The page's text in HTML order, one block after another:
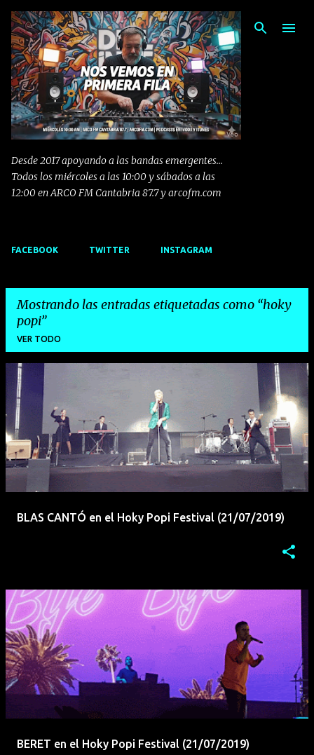
Ir al contenido principal
Desde 2017 apoyando a las bandas emergentes...
Todos los miércoles a las 10:00 y sábados a las
12:00 en ARCO FM Cantabria 87.7 y arcofm.com
FACEBOOK TWITTER INSTAGRAM
Mostrando las entradas etiquetadas como hoky
popi
VER TODO
n
t
r
a
d
BLAS CANTÓ en el Hoky Popi Festival (21/07/2019)
BERET en el Hoky Popi Festival (21/07/2019)